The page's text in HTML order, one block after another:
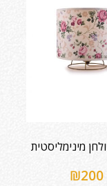
מינימליסטית
₪200